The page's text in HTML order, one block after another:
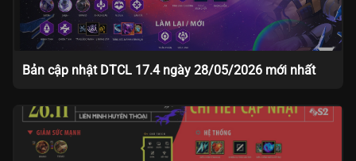
Bản cập nhật DTCL 17.4 ngày 28/05/2026 mới nhất